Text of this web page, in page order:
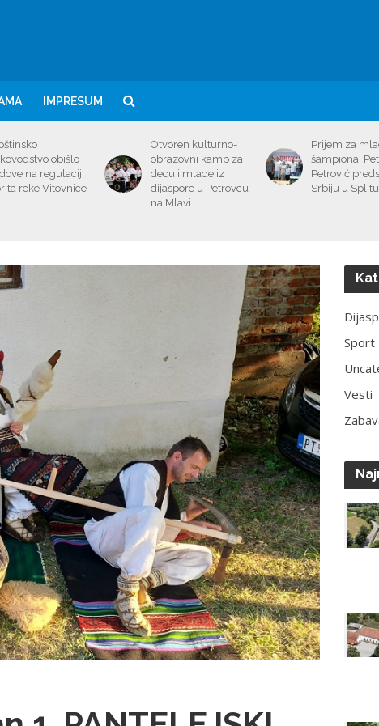
IMPRESUM
obišlo
na regulaciji
reke Vitovnice
Otvoren kulturno-
obrazovni kamp za
decu i mlade iz
dijaspore u Petrovcu
na Mlavi
Prijem za
šampiona:
Petrović
Srbiju u Splitu
Sport
Vesti